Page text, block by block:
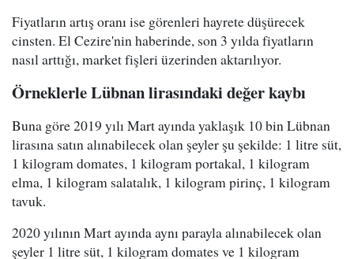
Fiyatların artış oranı ise görenleri hayrete düşürecek
cinsten. El Cezire'nin haberinde, son 3 yılda fiyatların
nasıl arttığı, market fişleri üzerinden aktarılıyor.
Örneklerle Lübnan lirasındaki değer kaybı
Buna göre 2019 yılı Mart ayında yaklaşık 10 bin Lübnan
lirasına satın alınabilecek olan şeyler şu şekilde: 1 litre süt,
1 kilogram domates, 1 kilogram portakal, 1 kilogram
elma, 1 kilogram salatalık, 1 kilogram pirinç, 1 kilogram
tavuk.
2020 yılının Mart ayında aynı parayla alınabilecek olan
şeyler 1 litre süt, 1 kilogram domates ve 1 kilogram